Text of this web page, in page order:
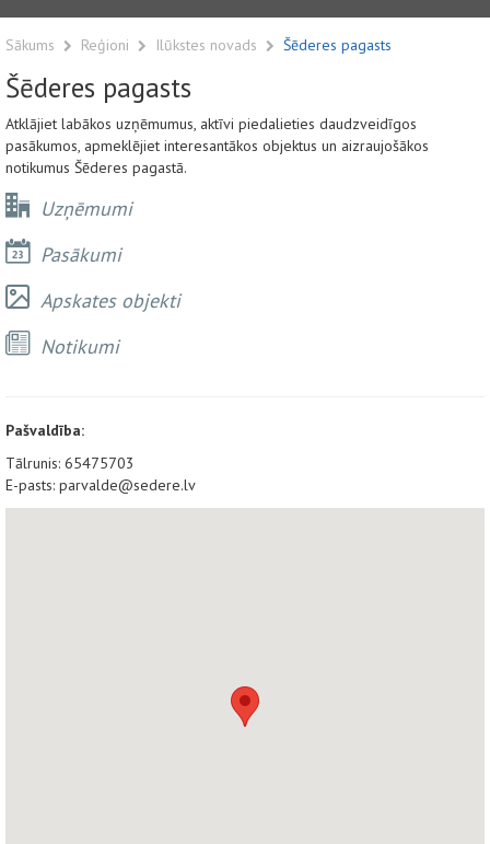
Sākums Reģioni Ilūkstes novads Šēderes pagasts
Šēderes pagasts
Atklājiet labākos uzņēmumus, aktīvi piedalieties daudzveidīgos
pasākumos, apmeklējiet interesantākos objektus un aizraujošākos
notikumus Šēderes pagastā.
Uzņēmumi
Pasākumi
Apskates objekti
Notikumi
Pašvaldība:
Tālrunis: 65475703
E-pasts: parvalde@sedere.lv